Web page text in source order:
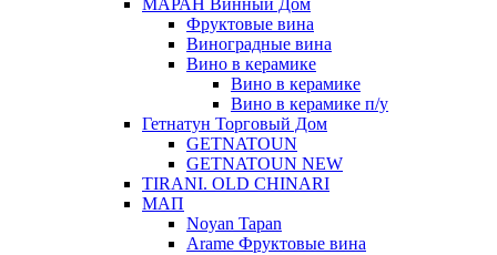
МАРАН Винный Дом
Фруктовые вина
Виноградные вина
Вино в керамике
Вино в керамике
Вино в керамике п/у
Гетнатун Торговый Дом
GETNATOUN
GETNATOUN NEW
TIRANI. OLD CHINARI
МАП
Noyan Tapan
Arame Фруктовые вина